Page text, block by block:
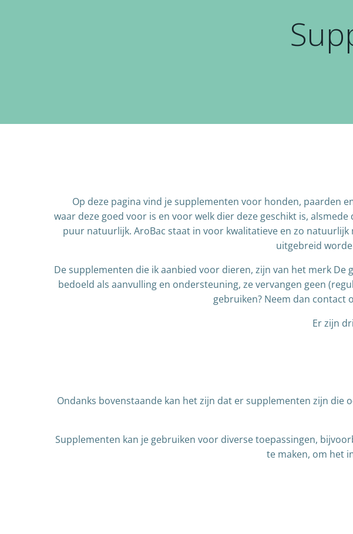
Op deze pagina vind je supplementen voor honden, paarden
waar deze goed voor is en voor welk dier deze geschikt is,
puur natuurlijk. AroBac staat in voor kwalitatieve en zo
uitgebreid
De supplementen die ik aanbied voor dieren, zijn van het merk
bedoeld als aanvulling en ondersteuning, ze vervangen geen
gebruiken? Neem dan contact
Er zijn
Ondanks bovenstaande kan het zijn dat er supplementen zijn
Supplementen kan je gebruiken voor diverse toepassingen,
te maken, om het